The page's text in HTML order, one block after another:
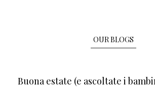
OUR BLOGS
Buona estate (e ascoltate i